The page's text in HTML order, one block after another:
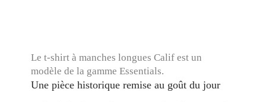
Le t-shirt à manches longues Calif est un
modèle de la gamme Essentials.
Une pièce historique remise au goût du jour